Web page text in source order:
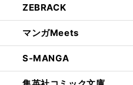
ZEBRACK
マンガMeets
S-MANGA